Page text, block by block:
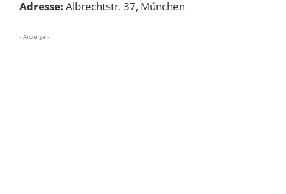
Adresse: Albrechtstr. 37, München
- Anzeige -